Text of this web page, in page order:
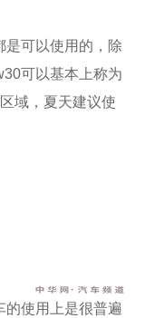
是可以使用的，除
可以基本上称为
域，夏天建议使
使用上是很普遍